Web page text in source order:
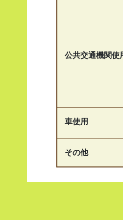
公共交通機関使
車使用
その他